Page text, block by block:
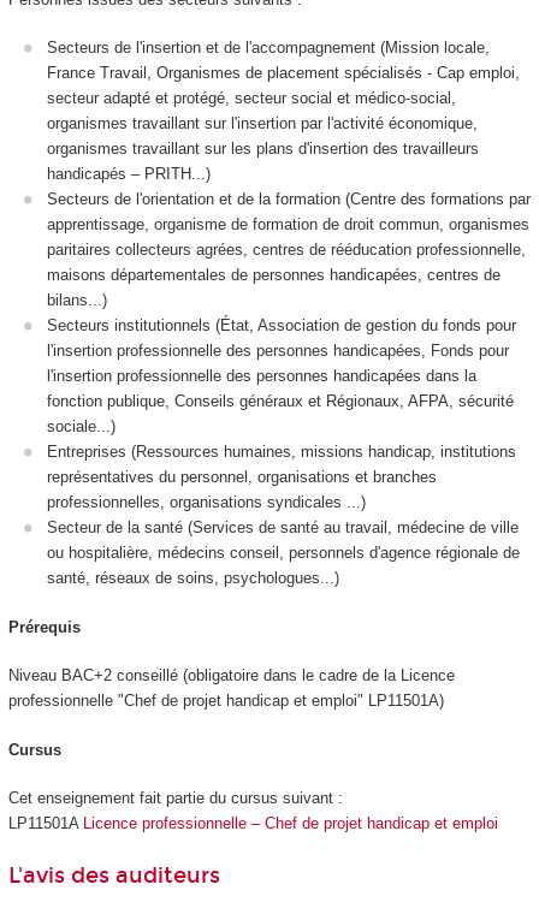
Secteurs de l'insertion et de l'accompagnement (Mission locale,
France Travail, Organismes de placement spécialisés - Cap emploi,
secteur adapté et protégé, secteur social et médico-social,
organismes travaillant sur l'insertion par l'activité économique,
organismes travaillant sur les plans d'insertion des travailleurs
handicapés – PRITH...)
Secteurs de l'orientation et de la formation (Centre des formations par
apprentissage, organisme de formation de droit commun, organismes
paritaires collecteurs agrées, centres de rééducation professionnelle,
maisons départementales de personnes handicapées, centres de
bilans...)
Secteurs institutionnels (État, Association de gestion du fonds pour
l'insertion professionnelle des personnes handicapées, Fonds pour
l'insertion professionnelle des personnes handicapées dans la
fonction publique, Conseils généraux et Régionaux, AFPA, sécurité
sociale...)
Entreprises (Ressources humaines, missions handicap, institutions
représentatives du personnel, organisations et branches
professionnelles, organisations syndicales ...)
Secteur de la santé (Services de santé au travail, médecine de ville
ou hospitalière, médecins conseil, personnels d'agence régionale de
santé, réseaux de soins, psychologues...)
Prérequis
Niveau BAC+2 conseillé (obligatoire dans le cadre de la Licence
professionnelle "Chef de projet handicap et emploi" LP11501A)
Cursus
Cet enseignement fait partie du cursus suivant :
LP11501ALicence professionnelle – Chef de projet handicap et emploi
L'avis des auditeurs